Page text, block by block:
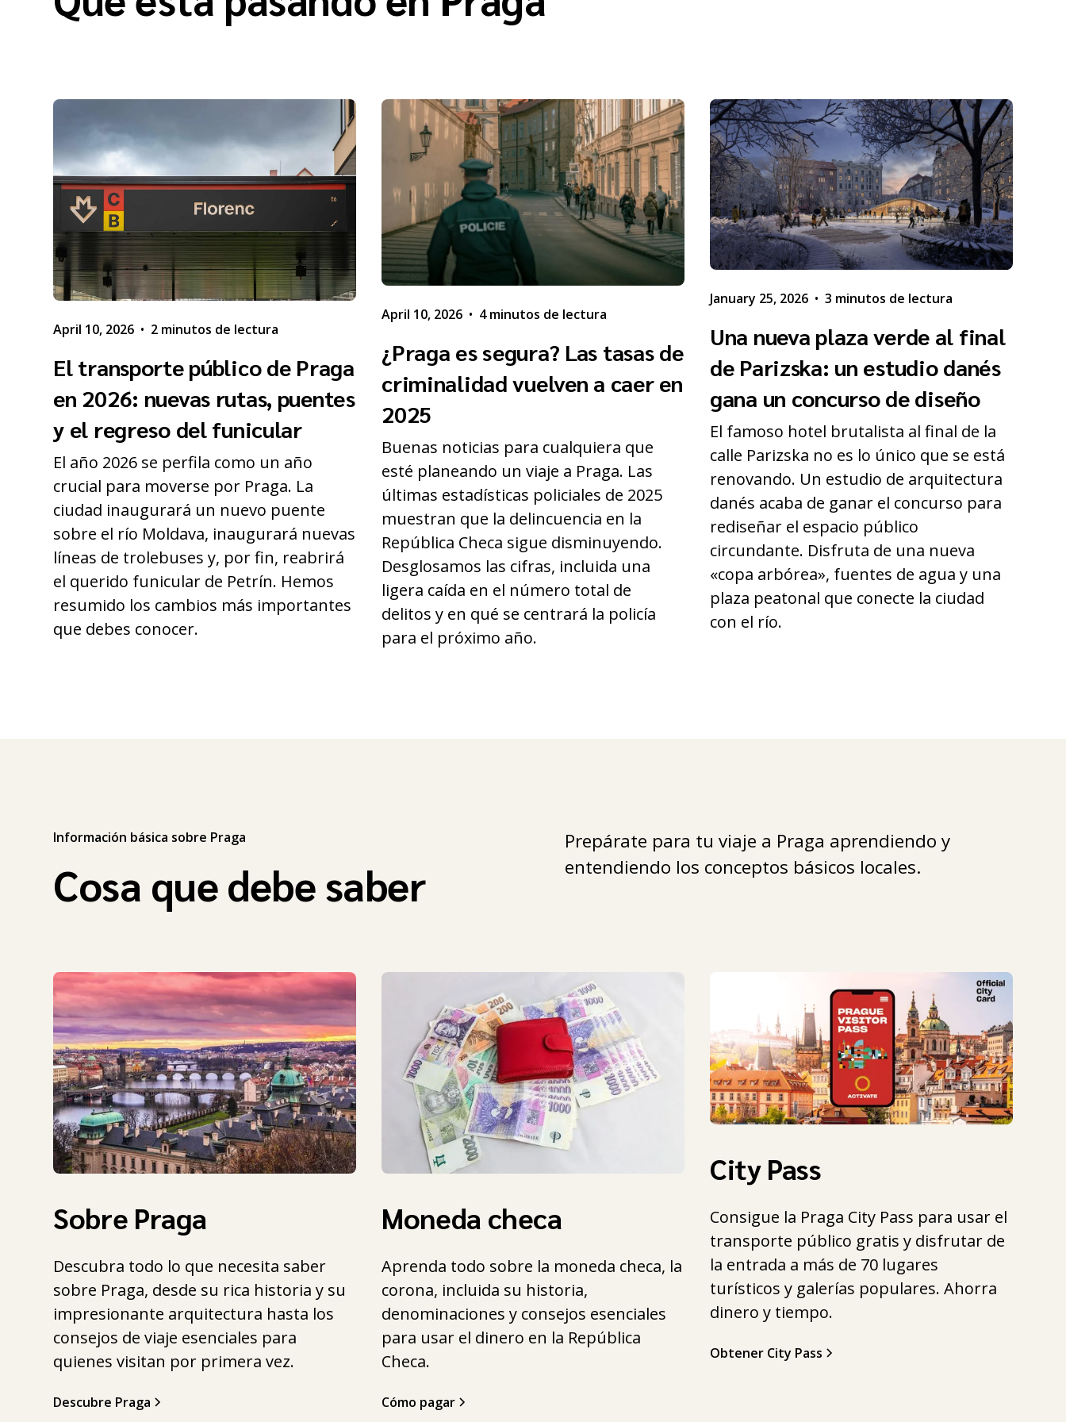
April 10, 2026 • 2 minutos de lectura
El transporte público de Praga
en 2026: nuevas rutas, puentes
y el regreso del funicular
El año 2026 se perfila como un año
crucial para moverse por Praga. La
ciudad inaugurará un nuevo puente
sobre el río Moldava, inaugurará nuevas
líneas de trolebuses y, por fin, reabrirá
el querido funicular de Petrín. Hemos
resumido los cambios más importantes
que debes conocer.
April 10, 2026 • 4 minutos de lectura
¿Praga es segura? Las tasas de
criminalidad vuelven a caer en
2025
Buenas noticias para cualquiera que
esté planeando un viaje a Praga. Las
últimas estadísticas policiales de 2025
muestran que la delincuencia en la
República Checa sigue disminuyendo.
Desglosamos las cifras, incluida una
ligera caída en el número total de
delitos y en qué se centrará la policía
para el próximo año.
January 25, 2026 • 3 minutos de lectura
Una nueva plaza verde al final
de Parizska: un estudio danés
gana un concurso de diseño
El famoso hotel brutalista al final de la
calle Parizska no es lo único que se está
renovando. Un estudio de arquitectura
danés acaba de ganar el concurso para
rediseñar el espacio público
circundante. Disfruta de una nueva
«copa arbórea», fuentes de agua y una
plaza peatonal que conecte la ciudad
con el río.
Información básica sobre Praga
Cosa que debe saber
Prepárate para tu viaje a Praga aprendiendo y
entendiendo los conceptos básicos locales.
Sobre Praga
Descubra todo lo que necesita saber
sobre Praga, desde su rica historia y su
impresionante arquitectura hasta los
consejos de viaje esenciales para
quienes visitan por primera vez.
Descubre Praga
Moneda checa
Aprenda todo sobre la moneda checa, la
corona, incluida su historia,
denominaciones y consejos esenciales
para usar el dinero en la República
Checa.
Cómo pagar
City Pass
Consigue la Praga City Pass para usar el
transporte público gratis y disfrutar de
la entrada a más de 70 lugares
turísticos y galerías populares. Ahorra
dinero y tiempo.
Obtener City Pass